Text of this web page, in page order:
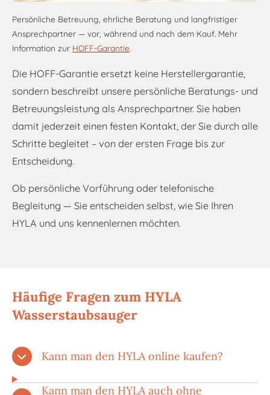
Persönliche Betreuung, ehrliche Beratung und langfristiger
Ansprechpartner — vor, während und nach dem Kauf. Mehr
Information zur HOFF-Garantie.
Die HOFF-Garantie ersetzt keine Herstellergarantie,
sondern beschreibt unsere persönliche Beratungs- und
Betreuungsleistung als Ansprechpartner. Sie haben
damit jederzeit einen festen Kontakt, der Sie durch alle
Schritte begleitet – von der ersten Frage bis zur
Entscheidung.
Ob persönliche Vorführung oder telefonische
Begleitung — Sie entscheiden selbst, wie Sie Ihren
HYLA und uns kennenlernen möchten.
Häufige Fragen zum HYLA
Wasserstaubsauger
Kann man den HYLA online kaufen?
Kann man den HYLA auch ohne